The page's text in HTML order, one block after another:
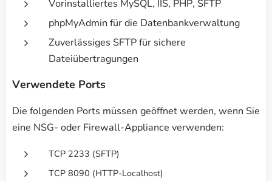
Vorinstalliertes MySQL, IIS, PHP, SFTP
phpMyAdmin für die Datenbankverwaltung
Zuverlässiges SFTP für sichere
Dateiübertragungen
Verwendete Ports
Die folgenden Ports müssen geöffnet werden, wenn Sie
eine NSG- oder Firewall-Appliance verwenden:
TCP 2233 (SFTP)
TCP 8090 (HTTP-Localhost)